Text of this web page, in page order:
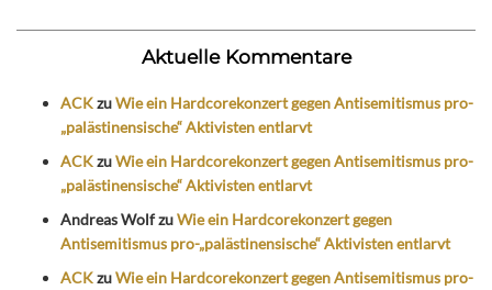
Aktuelle Kommentare
ACKzuWie ein Hardcorekonzert gegen Antisemitismus pro-
„palästinensische“ Aktivisten entlarvt
ACKzuWie ein Hardcorekonzert gegen Antisemitismus pro-
„palästinensische“ Aktivisten entlarvt
Andreas WolfzuWie ein Hardcorekonzert gegen
Antisemitismus pro-„palästinensische“ Aktivisten entlarvt
ACKzuWie ein Hardcorekonzert gegen Antisemitismus pro-